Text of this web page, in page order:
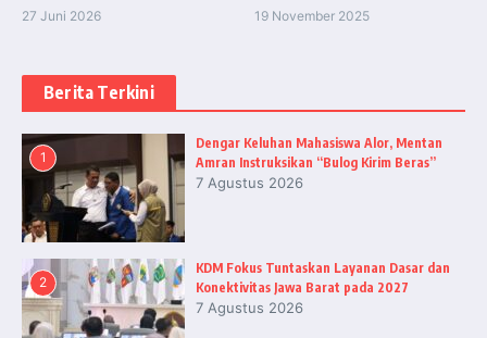
27 Juni 2026 19 November 2025
Berita Terkini
1
Dengar Keluhan Mahasiswa Alor, Mentan
Amran Instruksikan “Bulog Kirim Beras”
7 Agustus 2026
2
KDM Fokus Tuntaskan Layanan Dasar dan
Konektivitas Jawa Barat pada 2027
7 Agustus 2026